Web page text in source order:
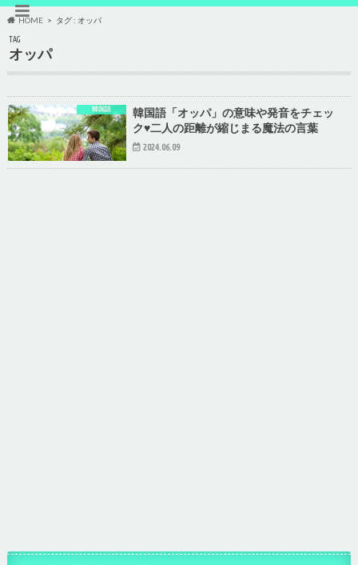
HOME タグ : オッパ
TAG
オッパ
韓国語
韓国語「オッパ」の意味や発音をチェッ
ク♥二人の距離が縮じまる魔法の言葉
2024.06.09